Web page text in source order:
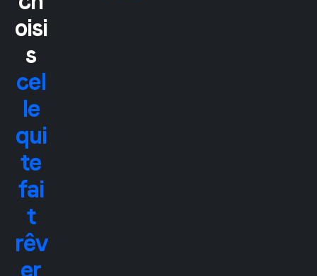
oisi
s
cel
le
qui
te
fai
t
rêv
er